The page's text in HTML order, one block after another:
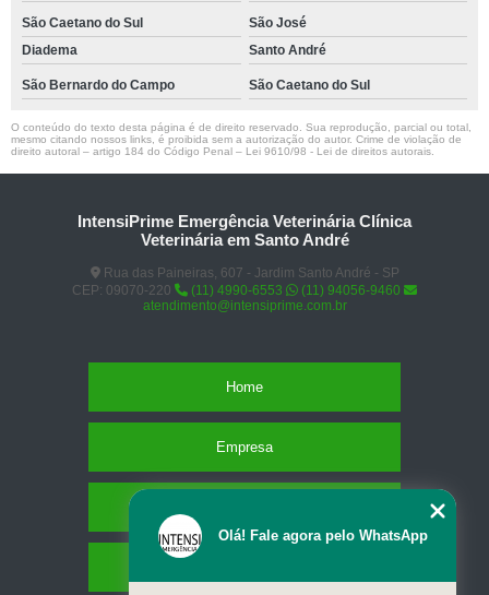
São Caetano do Sul
São José
Diadema
Santo André
São Bernardo do Campo São Caetano do Sul
O conteúdo do texto desta página é de direito reservado. Sua reprodução, parcial ou total,
mesmo citando nossos links, é proibida sem a autorização do autor. Crime de violação de
direito autoral – artigo 184 do Código Penal – Lei 9610/98 - Lei de direitos autorais
IntensiPrime Emergência Veterinária Clínica
Veterinária em Santo André
Rua das Paineiras, 607 - Jardim Santo André - SP
CEP: 09070-220
(11) 4990-6553
(11) 94056-9460
atendimento@intensiprime.com.br
Home
Empresa
Olá! Fale agora pelo WhatsApp